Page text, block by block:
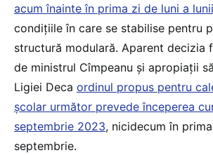
acum înainte în prima zi de luni a
condițiile în care se stabilise pentru
structură modulară. Aparent decizia
de ministrul Cîmpeanu și apropiații
Ligiei Deca ordinul propus pentru
școlar următor prevede începerea
septembrie 2023, nicidecum în
septembrie.